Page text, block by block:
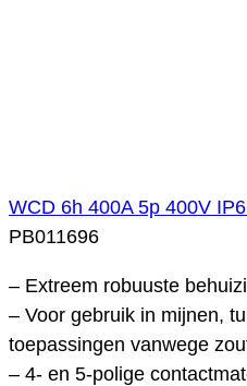
WCD 6h 400A 5p 400V
PB011696
– Extreem robuuste
– Voor gebruik in mijnen,
toepassingen vanwege
– 4- en 5-polige